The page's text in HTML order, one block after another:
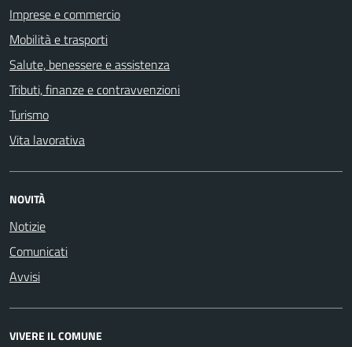
Imprese e commercio
Mobilità e trasporti
Salute, benessere e assistenza
Tributi, finanze e contravvenzioni
Turismo
Vita lavorativa
NOVITÀ
Notizie
Comunicati
Avvisi
VIVERE IL COMUNE